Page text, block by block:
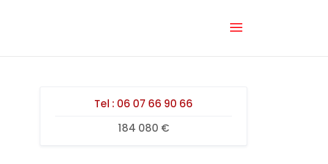
Tel : 06 07 66 90 66
184 080 €